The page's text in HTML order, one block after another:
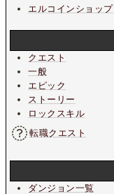
エルコインショップ
クエスト
一般
エピック
ストーリー
ロックスキル
転職クエスト
ダンジョン一覧